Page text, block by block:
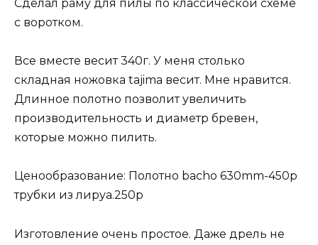
Сделал раму для пилы по классической схеме
с воротком.
Все вместе весит 340г. У меня столько
складная ножовка tajima весит. Мне нравится.
Длинное полотно позволит увеличить
производительность и диаметр бревен,
которые можно пилить.
Ценообразование: Полотно bacho 630mm-450р
трубки из лируа.250р
Изготовление очень простое. Даже дрель не